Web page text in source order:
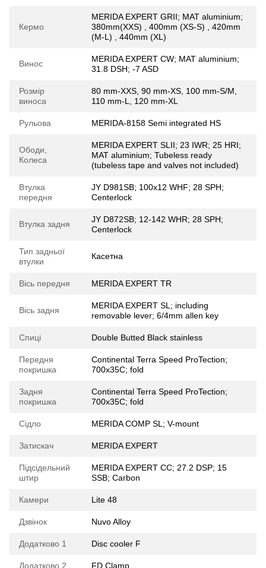
Кермо
MERIDA EXPERT GRII; MAT aluminium;
380mm(XXS) , 400mm (XS-S) , 420mm
(M-L) , 440mm (XL)
Винос
MERIDA EXPERT CW; MAT aluminium;
31.8 DSH; -7 ASD
Розмір
виноса
80 mm-XXS, 90 mm-XS, 100 mm-S/M,
110 mm-L, 120 mm-XL
Рульова MERIDA-8158 Semi integrated HS
Ободи,
Колеса
MERIDA EXPERT SLII; 23 IWR; 25 HRI;
MAT aluminium; Tubeless ready
(tubeless tape and valves not included)
Втулка
передня
JY D981SB; 100x12 WHF; 28 SPH;
Centerlock
Втулка задня
JY D872SB; 12-142 WHR; 28 SPH;
Centerlock
Тип задньої
втулки
Касетна
Вісь передня MERIDA EXPERT TR
Вісь задня
MERIDA EXPERT SL; including
removable lever; 6/4mm allen key
Спиці Double Butted Black stainless
Передня
покришка
Continental Terra Speed ProTection;
700x35C; fold
Задня
покришка
Continental Terra Speed ProTection;
700x35C; fold
Сідло MERIDA COMP SL; V-mount
Затискач MERIDA EXPERT
Підсідельний
штир
MERIDA EXPERT CC; 27.2 DSP; 15
SSB; Carbon
Камери Lite 48
Дзвінок Nuvo Alloy
Додатково 1 Disc cooler F
Додатково 2 FD Clamp